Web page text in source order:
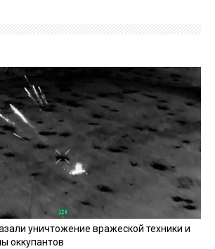
уничтожение вражеской техники и
оккупантов